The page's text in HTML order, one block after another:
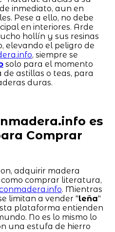
inmediato, aun en
Pese a ello, no debe
en interiores. Arde
hollín y sus resinas
elevando el peligro de
, siempre se
solo para el momento
astillas o teas, para
duras.
es
Comprar
adquirir madera
comprar literatura,
. Mientras
limitan a vender "leña"
plataforma entienden
No es lo mismo lo
una estufa de hierro